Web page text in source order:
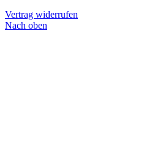
Vertrag widerrufen
Nach oben